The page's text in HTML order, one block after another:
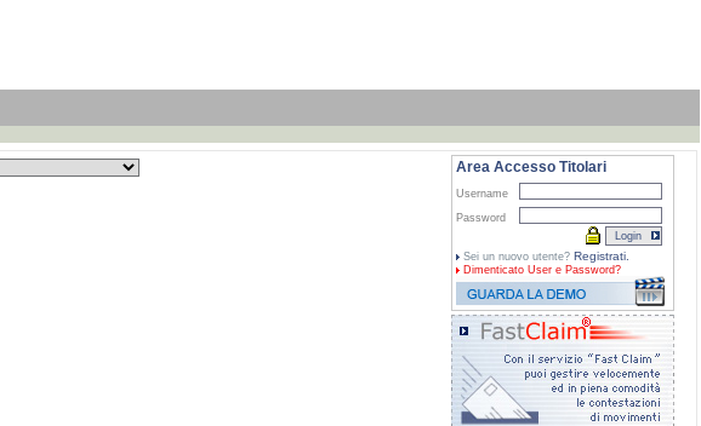
Area Accesso Titolari
Username
Password
Sei un nuovo utente? Registrati.
Dimenticato User e Password?